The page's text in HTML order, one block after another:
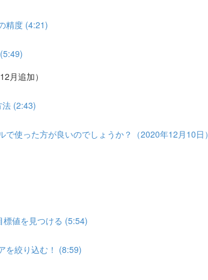
精度 (4:21)
月追加）
法 (2:43)
使った方が良いのでしょうか？（2020年12月10日）
標値を見つける (5:54)
を絞り込む！ (8:59)